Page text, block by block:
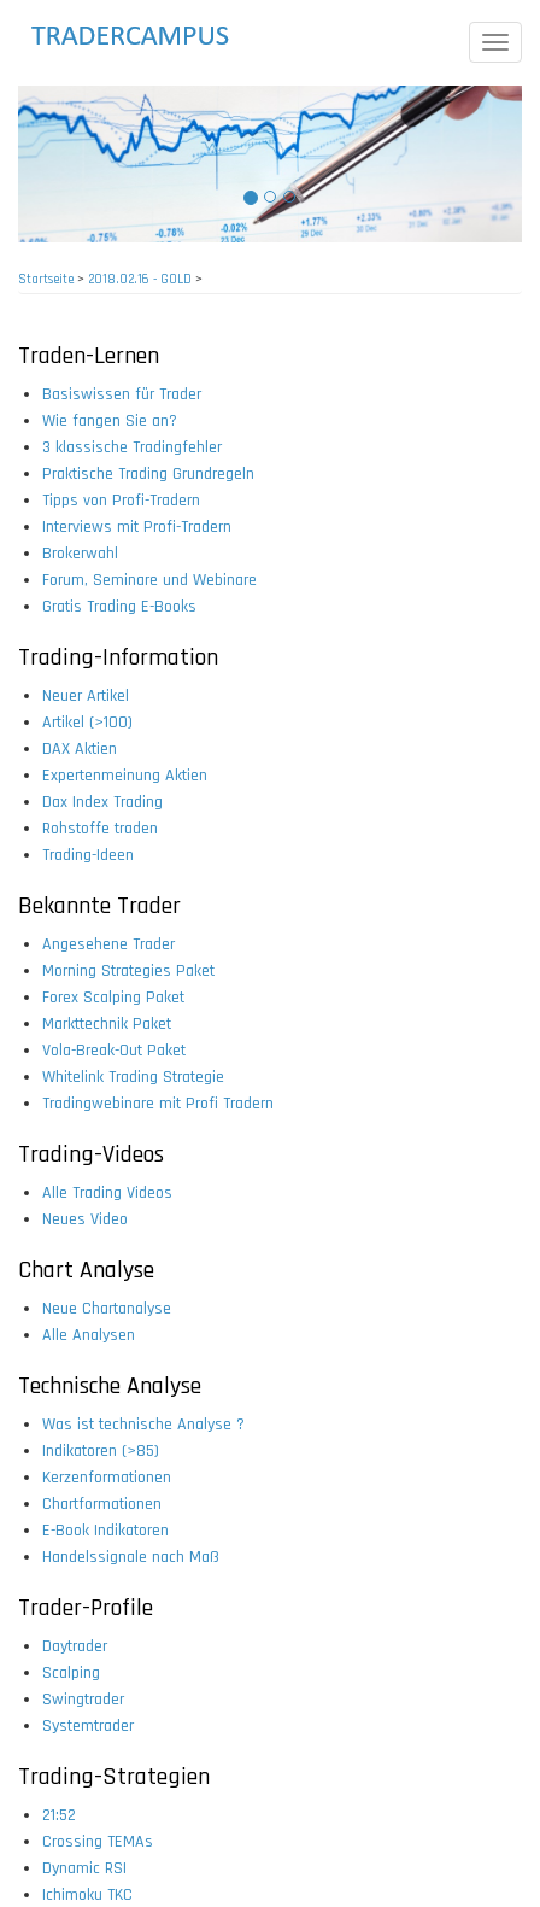
Toggle
Startseite> 2018.02.16 - GOLD >
Traden-Lernen
Basiswissen für Trader
Wie fangen Sie an?
3 klassische Tradingfehler
Praktische Trading Grundregeln
Tipps von Profi-Tradern
Interviews mit Profi-Tradern
Brokerwahl
Forum, Seminare und Webinare
Gratis Trading E-Books
Trading-Information
Neuer Artikel
Artikel (>100)
DAX Aktien
Expertenmeinung Aktien
Dax Index Trading
Rohstoffe traden
Trading-Ideen
Bekannte Trader
Angesehene Trader
Morning Strategies Paket
Forex Scalping Paket
Markttechnik Paket
Vola-Break-Out Paket
Whitelink Trading Strategie
Tradingwebinare mit Profi Tradern
Trading-Videos
Alle Trading Videos
Neues Video
Chart Analyse
Neue Chartanalyse
Alle Analysen
Technische Analyse
Was ist technische Analyse ?
Indikatoren (>85)
Kerzenformationen
Chartformationen
E-Book Indikatoren
Handelssignale nach Maß
Trader-Profile
Daytrader
Scalping
Swingtrader
Systemtrader
Trading-Strategien
21:52
Crossing TEMAs
Dynamic RSI
Ichimoku TKC